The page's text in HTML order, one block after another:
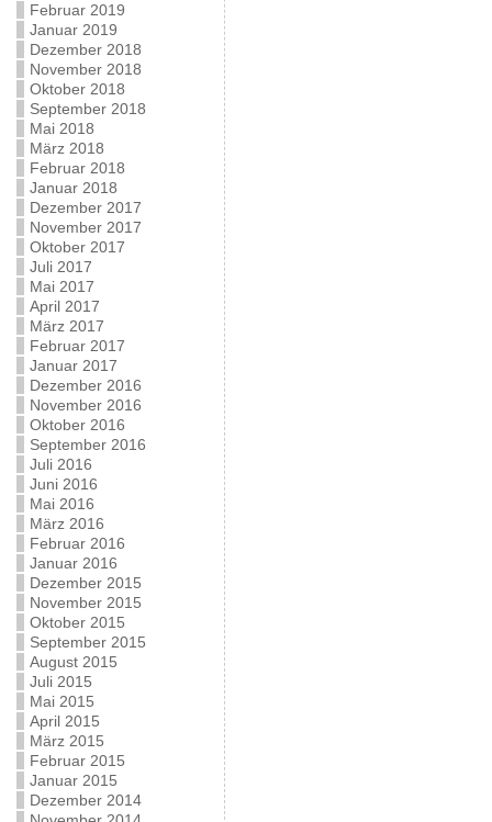
Februar 2019
Januar 2019
Dezember 2018
November 2018
Oktober 2018
September 2018
Mai 2018
März 2018
Februar 2018
Januar 2018
Dezember 2017
November 2017
Oktober 2017
Juli 2017
Mai 2017
April 2017
März 2017
Februar 2017
Januar 2017
Dezember 2016
November 2016
Oktober 2016
September 2016
Juli 2016
Juni 2016
Mai 2016
März 2016
Februar 2016
Januar 2016
Dezember 2015
November 2015
Oktober 2015
September 2015
August 2015
Juli 2015
Mai 2015
April 2015
März 2015
Februar 2015
Januar 2015
Dezember 2014